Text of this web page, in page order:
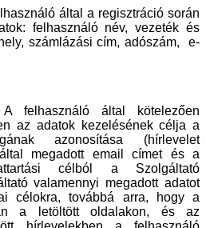
által a regisztráció során
felhasználó név, vezeték és
számlázási cím, adószám,
e-
felhasználó által kötelezően
az adatok kezelésének célja a
azonosítása (hírlevelet
megadott email címet és a
célból a Szolgáltató
valamennyi megadott adatot
célokra, továbbá arra, hogy a
a letöltött oldalakon, és az